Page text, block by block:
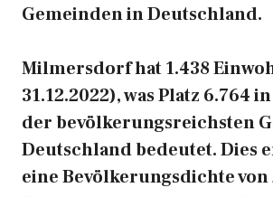
Gemeinden in Deutschland.
Milmersdorf hat 1.438
31.12.2022), was Platz 6.764
der bevölkerungsreichsten
Deutschland bedeutet. Dies
eine Bevölkerungsdichte von